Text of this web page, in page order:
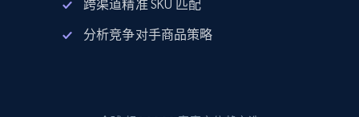
跨渠道精准 SKU 匹配
分析竞争对手商品策略